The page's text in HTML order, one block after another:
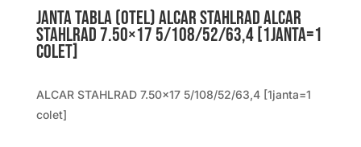
Janta tabla (otel) ALCAR STAHLRAD ALCAR
STAHLRAD 7.50×17 5/108/52/63,4 [1janta=1
colet]
ALCAR STAHLRAD 7.50×17 5/108/52/63,4 [1janta=1
colet]